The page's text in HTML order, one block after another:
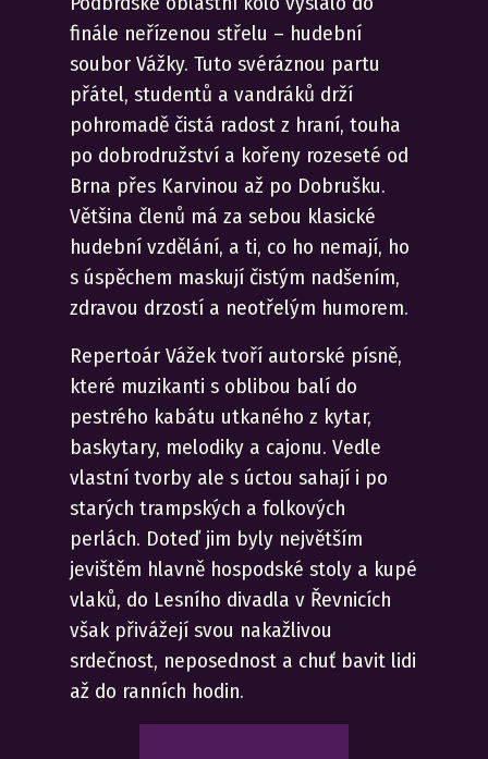
finále neřízenou střelu – hudební
soubor Vážky. Tuto svéráznou partu
přátel, studentů a vandráků drží
pohromadě čistá radost z hraní, touha
po dobrodružství a kořeny rozeseté od
Brna přes Karvinou až po Dobrušku.
Většina členů má za sebou klasické
hudební vzdělání, a ti, co ho nemají, ho
s úspěchem maskují čistým nadšením,
zdravou drzostí a neotřelým humorem.
Repertoár Vážek tvoří autorské písně,
které muzikanti s oblibou balí do
pestrého kabátu utkaného z kytar,
baskytary, melodiky a cajonu. Vedle
vlastní tvorby ale s úctou sahají i po
starých trampských a folkových
perlách. Doteď jim byly největším
jevištěm hlavně hospodské stoly a kupé
vlaků, do Lesního divadla v Řevnicích
však přivážejí svou nakažlivou
srdečnost, neposednost a chuť bavit lidi
až do ranních hodin.